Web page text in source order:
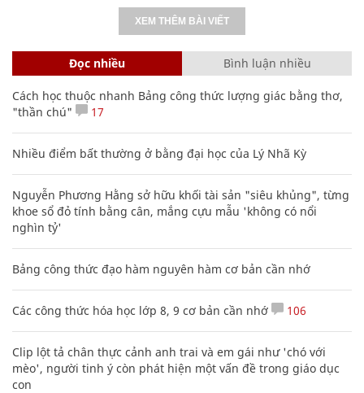
XEM THÊM BÀI VIẾT
Đọc nhiều Bình luận nhiều
Cách học thuộc nhanh Bảng công thức lượng giác bằng thơ,
"thần chú"
17
Nhiều điểm bất thường ở bằng đại học của Lý Nhã Kỳ
Nguyễn Phương Hằng sở hữu khối tài sản "siêu khủng", từng
khoe sổ đỏ tính bằng cân, mắng cựu mẫu 'không có nổi
nghìn tỷ'
Bảng công thức đạo hàm nguyên hàm cơ bản cần nhớ
Các công thức hóa học lớp 8, 9 cơ bản cần nhớ 106
Clip lột tả chân thực cảnh anh trai và em gái như 'chó với
mèo', người tinh ý còn phát hiện một vấn đề trong giáo dục
con